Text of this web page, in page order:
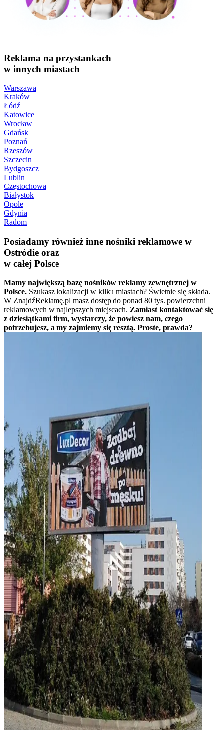
Reklama na przystankach
w innych miastach
Warszawa
Kraków
Łódź
Katowice
Wrocław
Gdańsk
Poznań
Rzeszów
Szczecin
Bydgoszcz
Lublin
Częstochowa
Białystok
Opole
Gdynia
Radom
Posiadamy również inne nośniki reklamowe w
Ostródie oraz
w całej Polsce
Mamy największą bazę nośników reklamy zewnętrznej w
Polsce. Szukasz lokalizacji w kilku miastach? Świetnie się składa.
W ZnajdźReklamę.pl masz dostęp do ponad 80 tys. powierzchni
reklamowych w najlepszych miejscach. Zamiast kontaktować się
z dziesiątkami firm, wystarczy, że powiesz nam, czego
potrzebujesz, a my zajmiemy się resztą. Proste, prawda?